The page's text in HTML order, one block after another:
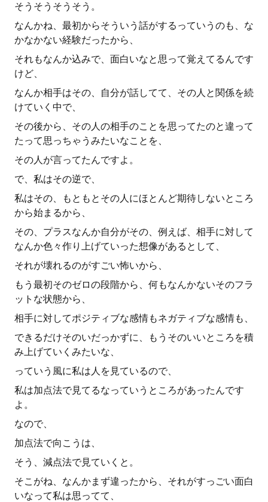
そうそうそうそう。
なんかね、最初からそういう話がするっていうのも、な
かなかない経験だったから、
それもなんか込みで、面白いなと思って覚えてるんです
けど、
なんか相手はその、自分が話してて、その人と関係を続
けていく中で、
その後から、その人の相手のことを思ってたのと違って
たって思っちゃうみたいなことを、
その人が言ってたんですよ。
で、私はその逆で、
私はその、もともとその人にほとんど期待しないところ
から始まるから、
その、プラスなんか自分がその、例えば、相手に対して
なんか色々作り上げていった想像があるとして、
それが壊れるのがすごい怖いから、
もう最初そのゼロの段階から、何もなんかないそのフラ
ットな状態から、
相手に対してポジティブな感情もネガティブな感情も、
できるだけそのいだっかずに、もうそのいいところを積
み上げていくみたいな、
っていう風に私は人を見ているので、
私は加点法で見てるなっていうところがあったんです
よ。
なので、
加点法で向こうは、
そう、減点法で見ていくと。
そこがね、なんかまず違ったから、それがすっごい面白
いなって私は思ってて、